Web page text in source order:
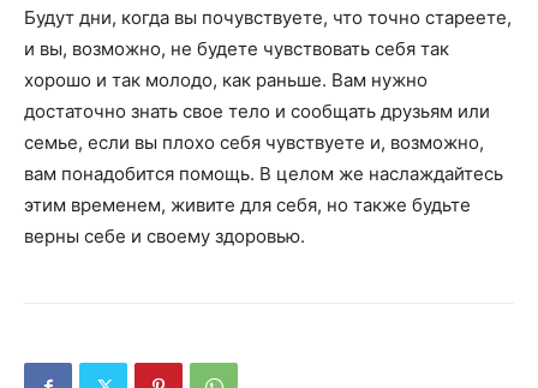
Будут дни, когда вы почувствуете, что точно стареете,
и вы, возможно, не будете чувствовать себя так
хорошо и так молодо, как раньше. Вам нужно
достаточно знать свое тело и сообщать друзьям или
семье, если вы плохо себя чувствуете и, возможно,
вам понадобится помощь. В целом же наслаждайтесь
этим временем, живите для себя, но также будьте
верны себе и своему здоровью.